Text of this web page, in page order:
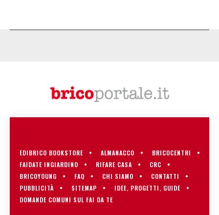
EDIBRICO BOOKSTORE ALMANACCO
BRICOCENTRI
FAIDATE INGIARDINO
RIFARE CASA
CRC
BRICOYOUNG
FAQ CHI SIAMO
CONTATTI
PUBBLICITÀ
SITEMAP
IDEE, PROGETTI, GUIDE
DOMANDE COMUNI SUL FAI DA TE